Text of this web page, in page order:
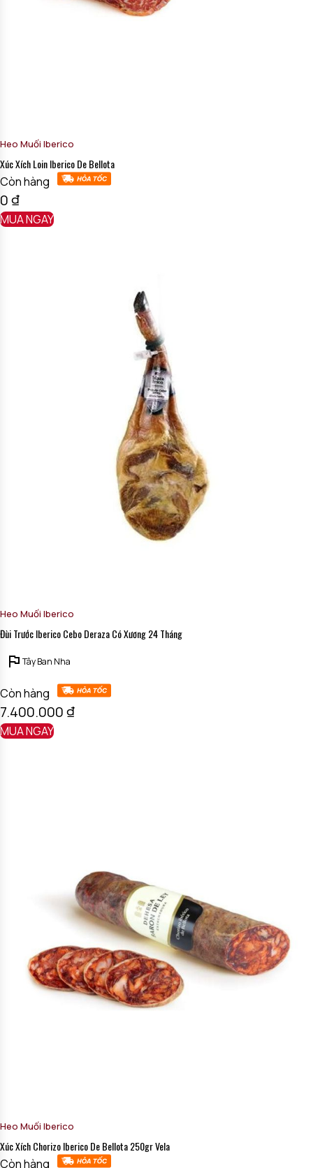
Heo Muối Iberico
Xúc Xích Loin Iberico De Bellota
Còn hàng
0₫
MUA NGAY
Heo Muối Iberico
Đùi Trước Iberico Cebo Deraza Có Xương 24 Tháng
Tây Ban Nha
Còn hàng
7.400.000₫
MUA NGAY
Heo Muối Iberico
Xúc Xích Chorizo Iberico De Bellota 250gr Vela
Còn hàng